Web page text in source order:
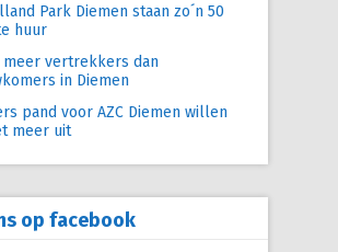
Park Diemen staan zo´n 50
huur
meer vertrekkers dan
in Diemen
pand voor AZC Diemen willen
meer uit
op facebook